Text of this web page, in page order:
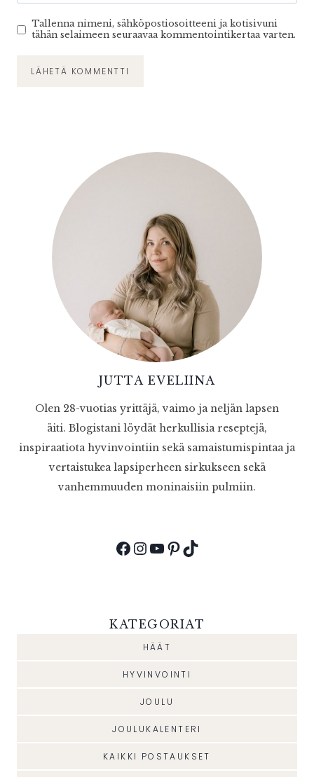
Tallenna nimeni, sähköpostiosoitteeni ja kotisivuni
tähän selaimeen seuraavaa kommentointikertaa varten.
JUTTA EVELIINA
Olen 28-vuotias yrittäjä, vaimo ja neljän lapsen
äiti. Blogistani löydät herkullisia reseptejä,
inspiraatiota hyvinvointiin sekä samaistumispintaa ja
vertaistukea lapsiperheen sirkukseen sekä
vanhemmuuden moninaisiin pulmiin.
Facebook
Instagram
YouTube
Pinterest
TikTok
KATEGORIAT
HÄÄT
HYVINVOINTI
JOULU
JOULUKALENTERI
KAIKKI POSTAUKSET